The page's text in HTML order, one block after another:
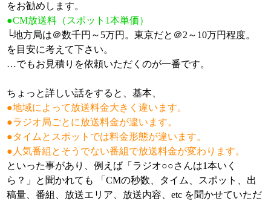
をお勧めします。
●CM放送料（スポット1本単価）
└地方局は＠数千円～5万円。東京だと＠2～10万円程度。
を目安に考えて下さい。
…でもお見積りを依頼いただくのが一番です。
ちょっと詳しい話をすると、基本、
●地域によって放送料金大きく違います。
●ラジオ局ごとに放送料金が違います。
●タイムとスポットでは料金形態が違います。
●人気番組とそうでない番組で放送料金が変わります。
といった事があり、例えば「ラジオ○○さんは1本いく
ら？」と聞かれても 「CMの秒数、タイム、スポット、出
稿量、番組、放送エリア、放送内容、etc を聞かせていただ